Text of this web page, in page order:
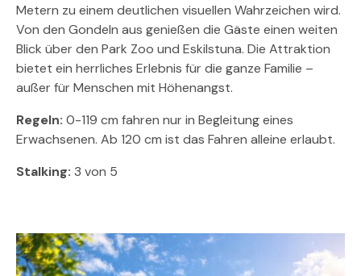
Metern zu einem deutlichen visuellen Wahrzeichen wird.
Von den Gondeln aus genießen die Gäste einen weiten
Blick über den Park Zoo und Eskilstuna. Die Attraktion
bietet ein herrliches Erlebnis für die ganze Familie –
außer für Menschen mit Höhenangst.
Regeln: 0-119 cm fahren nur in Begleitung eines
Erwachsenen. Ab 120 cm ist das Fahren alleine erlaubt.
Stalking: 3 von 5